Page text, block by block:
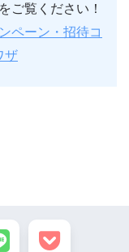
ご覧ください！
ペーン・招待コ
ザ